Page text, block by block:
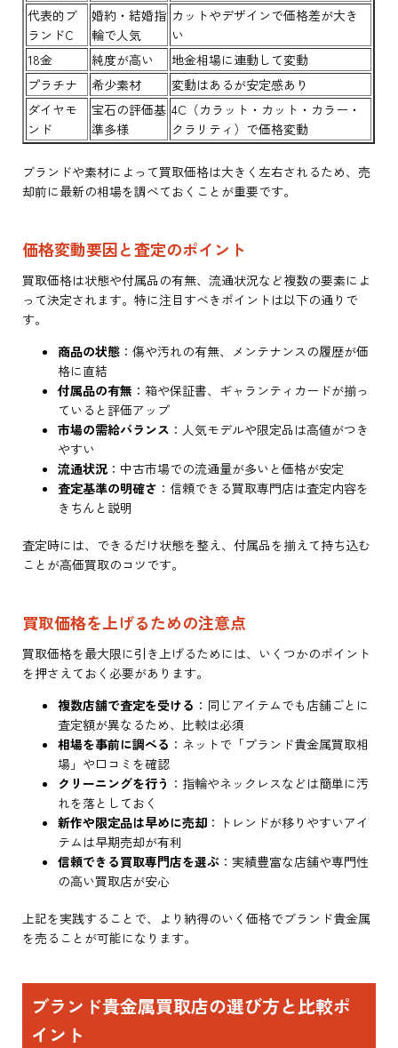
代表的ブ
ランドC
婚約・結婚指
輪で人気
カットやデザインで価格差が大き
い
18金
純度が高い
地金相場に連動して変動
プラチナ
希少素材
変動はあるが安定感あり
ダイヤモ
ンド
宝石の評価基
準多様
4C（カラット・カット・カラー・
クラリティ）で価格変動
ブランドや素材によって買取価格は大きく左右されるため、売
却前に最新の相場を調べておくことが重要です。
価格変動要因と査定のポイント
買取価格は状態や付属品の有無、流通状況など複数の要素によ
って決定されます。特に注目すべきポイントは以下の通りで
す。
商品の状態 ：傷や汚れの有無、メンテナンスの履歴が価
格に直結
付属品の有無 ：箱や保証書、ギャランティカードが揃っ
ていると評価アップ
市場の需給バランス ：人気モデルや限定品は高値がつき
やすい
流通状況 ：中古市場での流通量が多いと価格が安定
査定基準の明確さ ：信頼できる買取専門店は査定内容を
きちんと説明
査定時には、できるだけ状態を整え、付属品を揃えて持ち込む
ことが高価買取のコツです。
買取価格を上げるための注意点
買取価格を最大限に引き上げるためには、いくつかのポイント
を押さえておく必要があります。
複数店舗で査定を受ける ：同じアイテムでも店舗ごとに
査定額が異なるため、比較は必須
相場を事前に調べる ：ネットで「ブランド貴金属買取相
場」や口コミを確認
クリーニングを行う ：指輪やネックレスなどは簡単に汚
れを落としておく
新作や限定品は早めに売却 ：トレンドが移りやすいアイ
テムは早期売却が有利
信頼できる買取専門店を選ぶ ：実績豊富な店舗や専門性
の高い買取店が安心
上記を実践することで、より納得のいく価格でブランド貴金属
を売ることが可能になります。
ブランド貴金属買取店の選び方と比較ポ
イント